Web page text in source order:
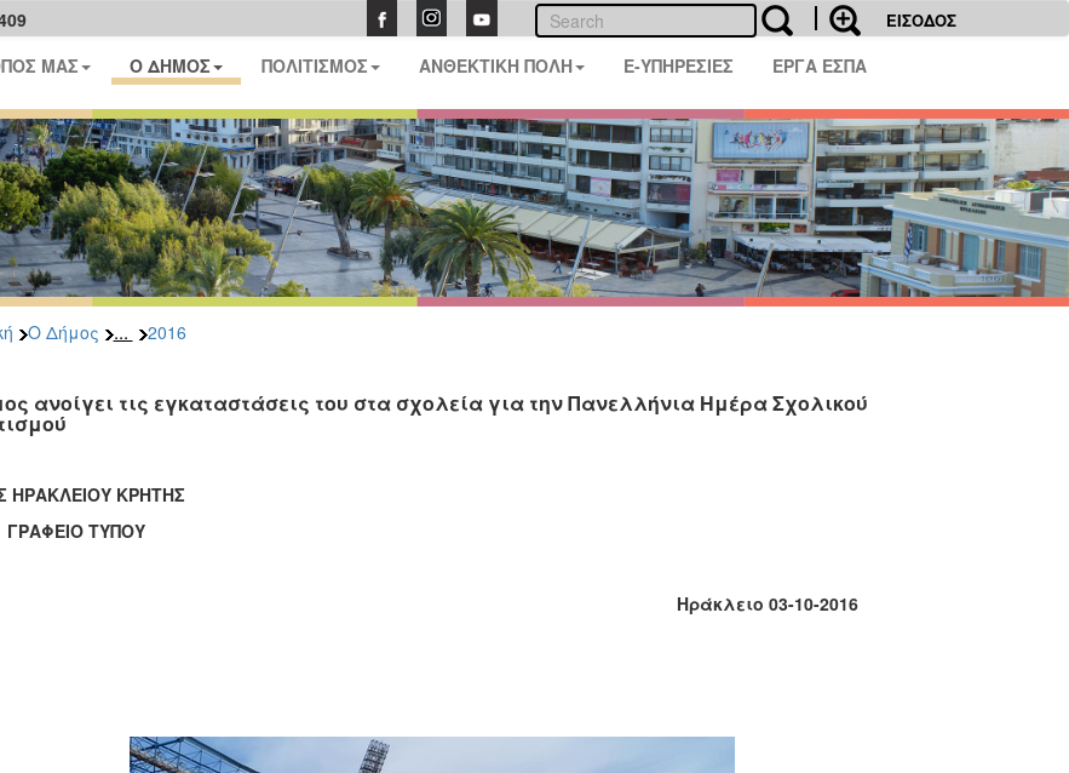
ΕΙΣΟΔΟΣ
ΜΑΣ Ο ΔΗΜΟΣ ΠΟΛΙΤΙΣΜΟΣ ΑΝΘΕΚΤΙΚΗ ΠΟΛΗ E-ΥΠΗΡΕΣΙΕΣ ΕΡΓΑ ΕΣΠΑ
Ο Δήμος ... 2016
ανοίγει τις εγκαταστάσεις του στα σχολεία για την Πανελλήνια Ημέρα Σχολικού
ΗΡΑΚΛΕΙΟΥ ΚΡΗΤΗΣ
ΤΥΠΟΥ
Ηράκλειο 03-10-2016